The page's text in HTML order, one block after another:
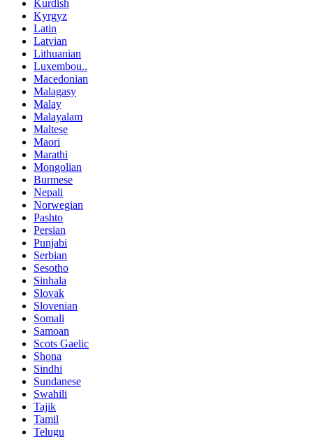
Kurdish
Kyrgyz
Latin
Latvian
Lithuanian
Luxembou..
Macedonian
Malagasy
Malay
Malayalam
Maltese
Maori
Marathi
Mongolian
Burmese
Nepali
Norwegian
Pashto
Persian
Punjabi
Serbian
Sesotho
Sinhala
Slovak
Slovenian
Somali
Samoan
Scots Gaelic
Shona
Sindhi
Sundanese
Swahili
Tajik
Tamil
Telugu